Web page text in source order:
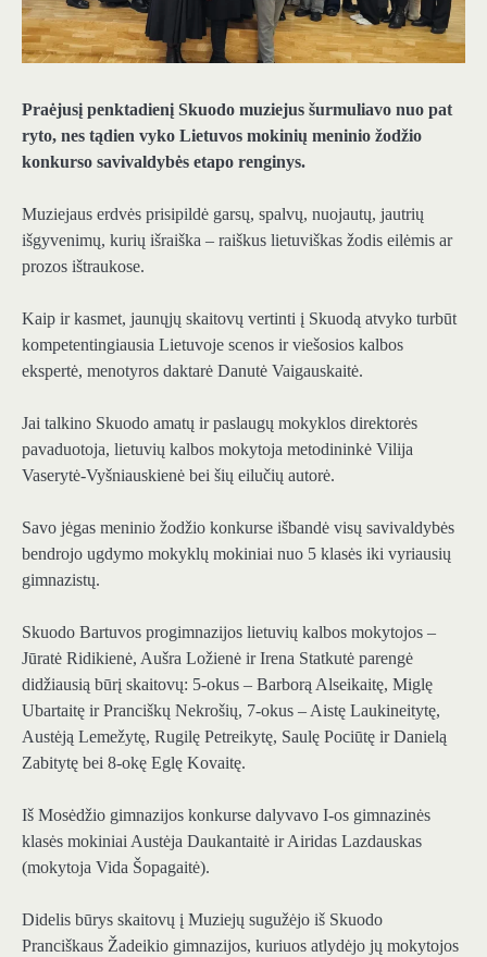
Praėjusį penktadienį Skuodo muziejus šurmuliavo nuo pat
ryto, nes tądien vyko Lietuvos mokinių meninio žodžio
konkurso savivaldybės etapo renginys.
Muziejaus erdvės prisipildė garsų, spalvų, nuojautų, jautrių
išgyvenimų, kurių išraiška – raiškus lietuviškas žodis eilėmis ar
prozos ištraukose.
Kaip ir kasmet, jaunųjų skaitovų vertinti į Skuodą atvyko turbūt
kompetentingiausia Lietuvoje scenos ir viešosios kalbos
ekspertė, menotyros daktarė Danutė Vaigauskaitė.
Jai talkino Skuodo amatų ir paslaugų mokyklos direktorės
pavaduotoja, lietuvių kalbos mokytoja metodininkė Vilija
Vaserytė-Vyšniauskienė bei šių eilučių autorė.
Savo jėgas meninio žodžio konkurse išbandė visų savivaldybės
bendrojo ugdymo mokyklų mokiniai nuo 5 klasės iki vyriausių
gimnazistų.
Skuodo Bartuvos progimnazijos lietuvių kalbos mokytojos –
Jūratė Ridikienė, Aušra Ložienė ir Irena Statkutė parengė
didžiausią būrį skaitovų: 5-okus – Barborą Alseikaitę, Miglę
Ubartaitę ir Pranciškų Nekrošių, 7-okus – Aistę Laukineitytę,
Austėją Lemežytę, Rugilę Petreikytę, Saulę Pociūtę ir Danielą
Zabitytę bei 8-okę Eglę Kovaitę.
Iš Mosėdžio gimnazijos konkurse dalyvavo I-os gimnazinės
klasės mokiniai Austėja Daukantaitė ir Airidas Lazdauskas
(mokytoja Vida Šopagaitė).
Didelis būrys skaitovų į Muziejų sugužėjo iš Skuodo
Pranciškaus Žadeikio gimnazijos, kuriuos atlydėjo jų mokytojos